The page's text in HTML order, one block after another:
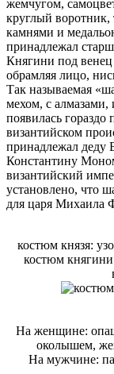
жемчугом,
круглый
камнями и
принадлежал
Княгини под венец
обрамляя лицо,
Так называемая
мехом, с алмазами,
появилась гораздо
византийском
принадлежал
Константину
византийский
установлено, что
для царя Михаила
костюм князя:
костюм
На женщине:
околышем,
На мужчине: